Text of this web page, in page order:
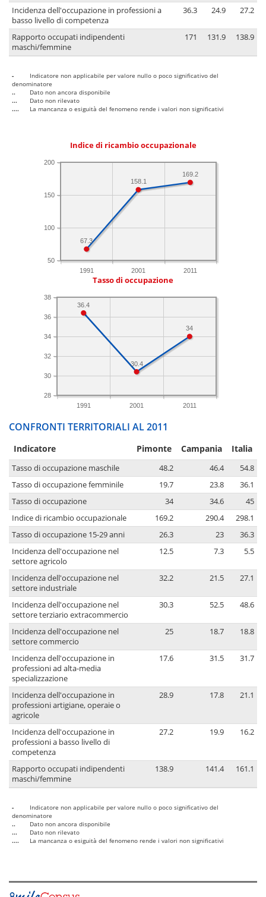
Incidenza dell'occupazione in professioni a
basso livello di competenza
36.3 24.9 27.2
Rapporto occupati indipendenti
maschi/femmine
171 131.9 138.9
-
Indicatore non applicabile per valore nullo o poco significativo del
denominatore
..
Dato non ancora disponibile
...
Dato non rilevato
....
La mancanza o esiguità del fenomeno rende i valori non significativi
Indice di ricambio occupazionale
1991 2001 2011
50
100
150
200
169.2
158.1
67.3
Tasso di occupazione
1991 2001 2011
28
30
32
34
36
38
34
30.4
36.4
CONFRONTI TERRITORIALI AL 2011
Indicatore Pimonte Campania Italia
Tasso di occupazione maschile 48.2 46.4
54.8
Tasso di occupazione femminile
19.7 23.8
36.1
Tasso di occupazione
34 34.6
45
Indice di ricambio occupazionale
169.2 290.4
298.1
Tasso di occupazione 15-29 anni
26.3 23
36.3
Incidenza dell'occupazione nel
settore agricolo
12.5 7.3 5.5
Incidenza dell'occupazione nel
settore industriale
32.2 21.5 27.1
Incidenza dell'occupazione nel
settore terziario extracommercio
30.3 52.5 48.6
Incidenza dell'occupazione nel
settore commercio
25 18.7 18.8
Incidenza dell'occupazione in
professioni ad alta-media
specializzazione
17.6 31.5 31.7
Incidenza dell'occupazione in
professioni artigiane, operaie o
agricole
28.9 17.8 21.1
Incidenza dell'occupazione in
professioni a basso livello di
competenza
27.2 19.9 16.2
Rapporto occupati indipendenti
maschi/femmine
138.9 141.4 161.1
-
Indicatore non applicabile per valore nullo o poco significativo del
denominatore
..
Dato non ancora disponibile
...
Dato non rilevato
....
La mancanza o esiguità del fenomeno rende i valori non significativi